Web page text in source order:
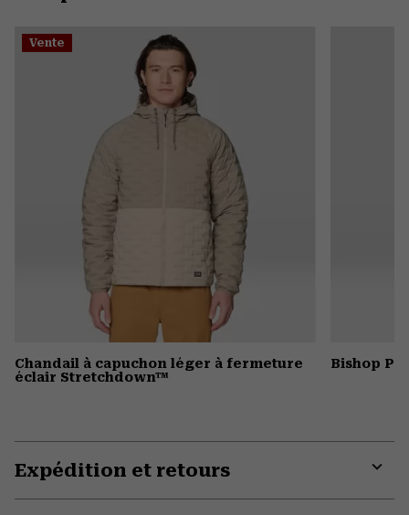
Vente
Chandail à capuchon léger à fermeture
éclair Stretchdown™
Bishop
Expédition et retours